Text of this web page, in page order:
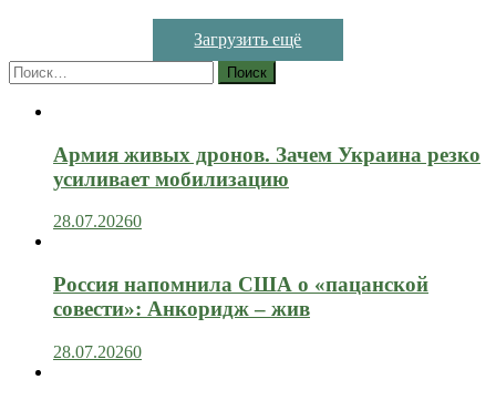
Загрузить ещё
Найти:
Армия живых дронов. Зачем Украина резко
усиливает мобилизацию
28.07.20260
Россия напомнила США о «пацанской
совести»: Анкоридж – жив
28.07.20260